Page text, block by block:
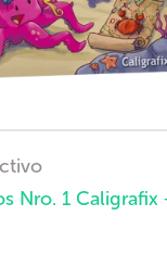
Nro. 1 Caligrafix